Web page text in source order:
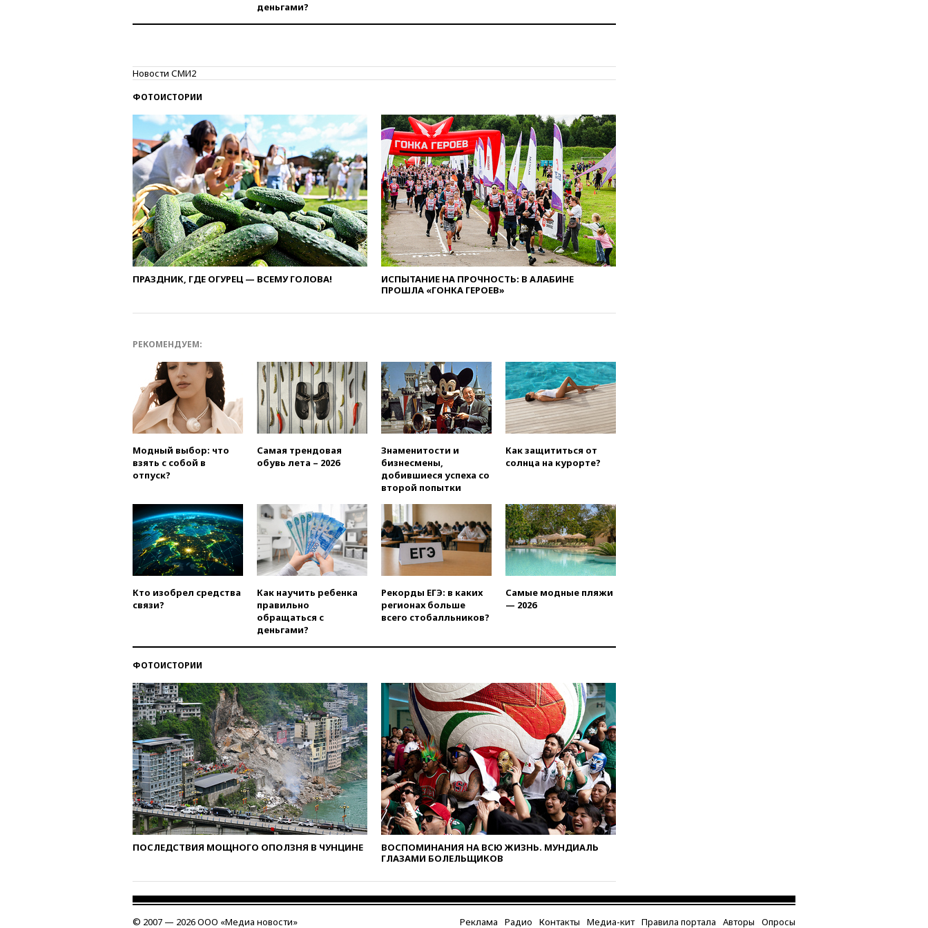
01:00Трамп: США сами
00:01Трамп заявил о
необходимости пополнения
вчера, 23:28Слуцкий призвал
признать «Яблоко»
нежелательной организацией
вчера, 23:15В Смоленске
ребенок и женщина погибли
при падении деревьев во
время урагана
вчера, 22:55В Москве в
пятницу ожидаются ливни
вчера, 22:35Винисиус
продлил контракт с «Реалом»
до 2032 года
российского гражданства
штурмовую дивизию
легендарной
вчера, 22:15Путин заслушал
доклад о ситуации на
добропольском направлении
вчера, 21:58 Генпрокуратура
признала нежелательным в
РФ американский Human
вчера, 21:35«Аэрофлот»
отменяет часть рейсов в Сочи
и Геленджик
вчера, 21:25Руслан Терновой
выиграл золото чемпионата
метровой вышки
вчера, 21:10
в Армении
обсуждают эксперимент по
онлайн-продаже алкоголя
вчера, 20:45Матвиенко:
россиянам могут
рекомендовать не посещать
Армению
вчера, 20:35ПВО за день
сбила еще 281 украинский
беспилотник над Россией
вчера, 20:27Ямпольская
призвала оптимизировать
олимпиады для поступления в
вузы
вчера, 20:15Минтранс
предложил оплачивать
защиту дорог от БПЛА из
средств на ремонт
деньгами?
Новости СМИ2
ФОТОИСТОРИИ
ПРАЗДНИК, ГДЕ ОГУРЕЦ — ВСЕМУ ГОЛОВА!
ИСПЫТАНИЕ НА ПРОЧНОСТЬ: В АЛАБИНЕ
ПРОШЛА «ГОНКА ГЕРОЕВ»
РЕКОМЕНДУЕМ:
Модный выбор: что
взять с собой в
отпуск?
Самая трендовая
обувь лета – 2026
Знаменитости и
бизнесмены,
добившиеся успеха со
второй попытки
Как защититься от
солнца на курорте?
Кто изобрел средства
связи?
Как научить ребенка
правильно
обращаться с
деньгами?
Рекорды ЕГЭ: в каких
регионах больше
всего стобалльников?
Самые модные пляжи
— 2026
ФОТОИСТОРИИ
ПОСЛЕДСТВИЯ МОЩНОГО ОПОЛЗНЯ В ЧУНЦИНЕ
ВОСПОМИНАНИЯ НА ВСЮ ЖИЗНЬ. МУНДИАЛЬ
ГЛАЗАМИ БОЛЕЛЬЩИКОВ
© 2007 — 2026 ООО «Медиа новости» Реклама Радио Контакты Медиа-кит Правила портала Авторы Опросы